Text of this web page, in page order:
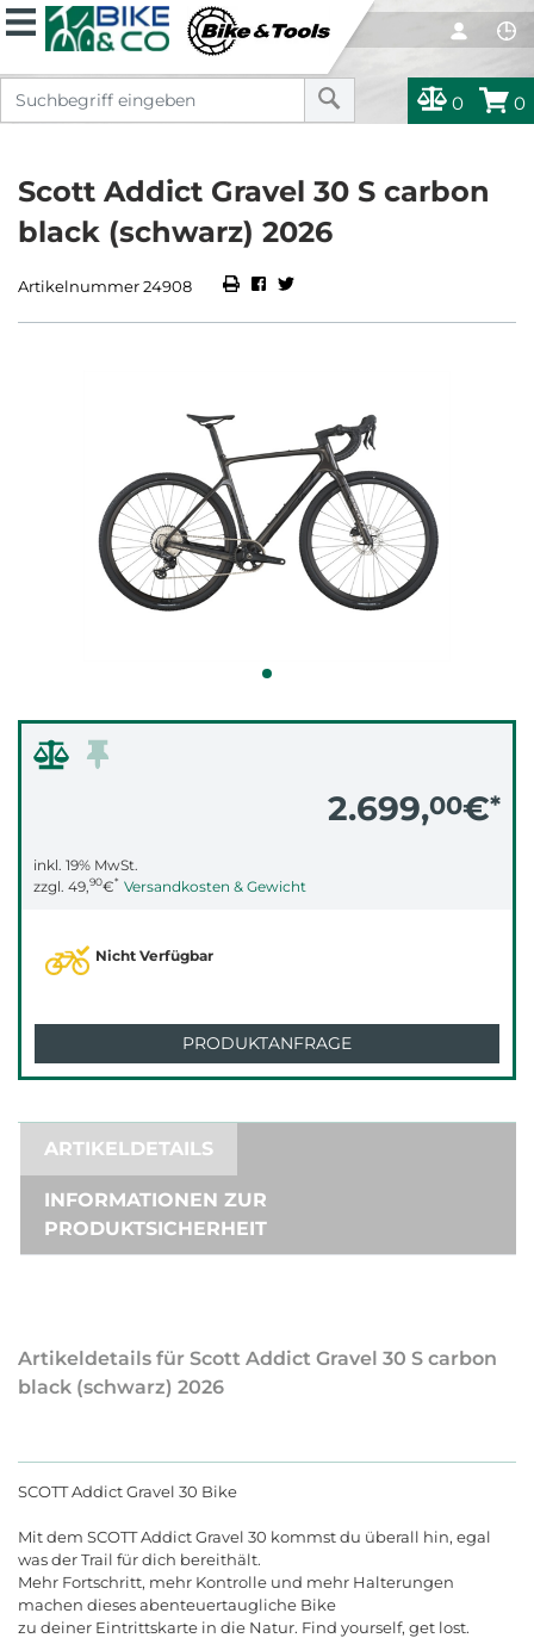
0 0
Scott Addict Gravel 30 S carbon
black (schwarz) 2026
Artikelnummer 24908
2.699,00€*
inkl. 19% MwSt.
zzgl. 49,90€* Versandkosten & Gewicht
Nicht Verfügbar
PRODUKTANFRAGE
ARTIKELDETAILS
INFORMATIONEN ZUR
PRODUKTSICHERHEIT
Artikeldetails für Scott Addict Gravel 30 S carbon
black (schwarz) 2026
SCOTT Addict Gravel 30 Bike
Mit dem SCOTT Addict Gravel 30 kommst du überall hin, egal
was der Trail für dich bereithält.
Mehr Fortschritt, mehr Kontrolle und mehr Halterungen
machen dieses abenteuertaugliche Bike
zu deiner Eintrittskarte in die Natur. Find yourself, get lost.